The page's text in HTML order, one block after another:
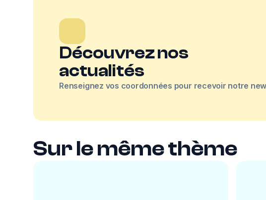
Découvrez nos
actualités
Renseignez vos coordonnées pour recevoir notre
Sur le même thème